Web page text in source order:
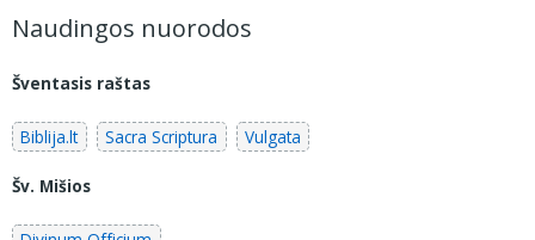
Naudingos nuorodos
Šventasis raštas
Biblija.lt Sacra Scriptura Vulgata
Šv. Mišios